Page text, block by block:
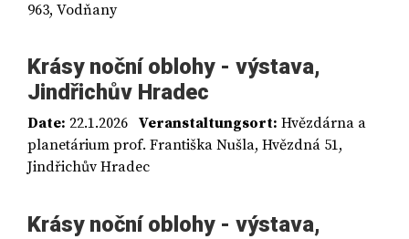
963, Vodňany
Krásy noční oblohy - výstava,
Jindřichův Hradec
Date: 22.1.2026 Veranstaltungsort: Hvězdárna a
planetárium prof. Františka Nušla, Hvězdná 51,
Jindřichův Hradec
Krásy noční oblohy - výstava,